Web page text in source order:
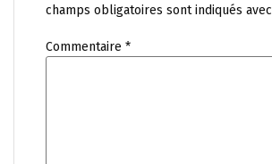
champs obligatoires sont indiqués avec
Commentaire *